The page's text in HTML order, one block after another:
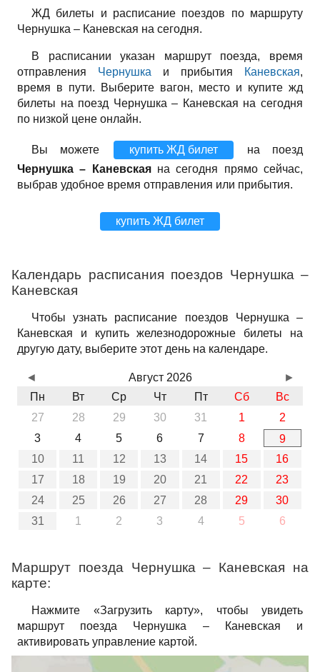
ЖД билеты и расписание поездов по маршруту
Чернушка – Каневская на сегодня.
В расписании указан маршрут поезда, время
отправления Чернушка и прибытия Каневская,
время в пути. Выберите вагон, место и купите жд
билеты на поезд Чернушка – Каневская на сегодня
по низкой цене онлайн.
Вы можете купить ЖД билет
на поезд
Чернушка – Каневскаяна сегодня прямо сейчас,
выбрав удобное время отправления или прибытия.
купить ЖД билет
Календарь расписания поездов Чернушка –
Каневская
Чтобы узнать расписание поездов Чернушка –
Каневская и купить железнодорожные билеты на
другую дату, выберите этот день на календаре.
Август 2026
Пн
Вт Ср Чт Пт Сб
Вс
27
28 29 30 31 1
2
3
4 5 6 7 8
9
10
11 12 13 14 15
16
17
18 19 20 21 22
23
24
25 26 27 28 29
30
31
1 2 3 4 5 6
◄ ►
Маршрут поезда Чернушка – Каневская на
карте:
Нажмите «Загрузить карту», чтобы увидеть
маршрут поезда Чернушка – Каневская и
активировать управление картой.